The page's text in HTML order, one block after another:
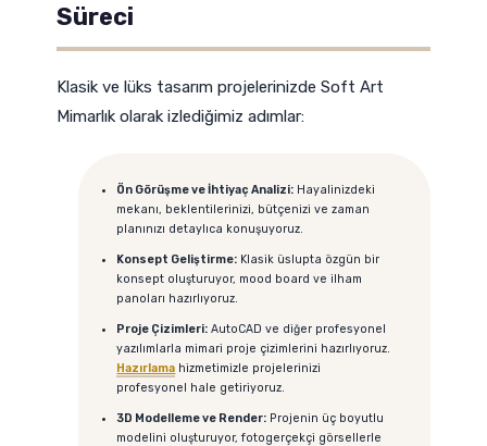
Süreci
Klasik ve lüks tasarım projelerinizde Soft Art
Mimarlık olarak izlediğimiz adımlar:
Ön Görüşme ve İhtiyaç Analizi: Hayalinizdeki
mekanı, beklentilerinizi, bütçenizi ve zaman
planınızı detaylıca konuşuyoruz.
Konsept Geliştirme: Klasik üslupta özgün bir
konsept oluşturuyor, mood board ve ilham
panoları hazırlıyoruz.
Proje Çizimleri: AutoCAD ve diğer profesyonel
yazılımlarla mimari proje çizimlerini hazırlıyoruz.
Hazırlama hizmetimizle projelerinizi
profesyonel hale getiriyoruz.
3D Modelleme ve Render: Projenin üç boyutlu
modelini oluşturuyor, fotogerçekçi görsellerle